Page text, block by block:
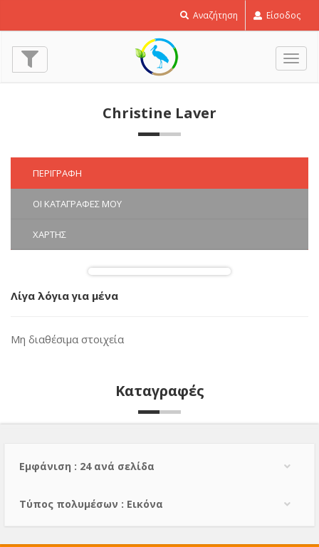
Αναζήτηση Είσοδος
Christine Laver
ΠΕΡΙΓΡΑΦΉ
ΟΙ ΚΑΤΑΓΡΑΦΈΣ ΜΟΥ
ΧΆΡΤΗΣ
Λίγα λόγια για μένα
Μη διαθέσιμα στοιχεία
Καταγραφές
Εμφάνιση : 24 ανά σελίδα
Τύπος πολυμέσων : Εικόνα